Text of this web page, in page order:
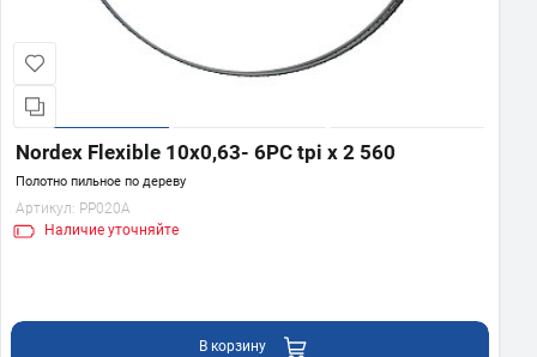
Nordex Flexible 10х0,63- 6PC tpi x 2 560
Полотно пильное по дереву
Артикул: PP020A
Наличие уточняйте
В корзину